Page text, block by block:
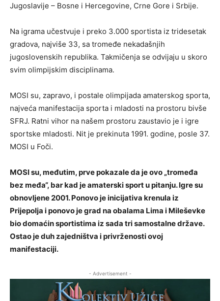
Jugoslavije – Bosne i Hercegovine, Crne Gore i Srbije.
Na igrama učestvuje i preko 3.000 sportista iz tridesetak
gradova, najviše 33, sa tromeđe nekadašnjih
jugoslovenskih republika. Takmičenja se odvijaju u skoro
svim olimpijskim disciplinama.
MOSI su, zapravo, i postale olimpijada amaterskog sporta,
najveća manifestacija sporta i mladosti na prostoru bivše
SFRJ. Ratni vihor na našem prostoru zaustavio je i igre
sportske mladosti. Nit je prekinuta 1991. godine, posle 37.
MOSI u Foči.
MOSI su, međutim, prve pokazale da je ovo „tromeđa
bez međa“, bar kad je amaterski sport u pitanju. Igre su
obnovljene 2001. Ponovo je inicijativa krenula iz
Prijepolja i ponovo je grad na obalama Lima i Mileševke
bio domaćin sportistima iz sada tri samostalne države.
Ostao je duh zajedništva i privrženosti ovoj
manifestaciji.
- Advertisement -